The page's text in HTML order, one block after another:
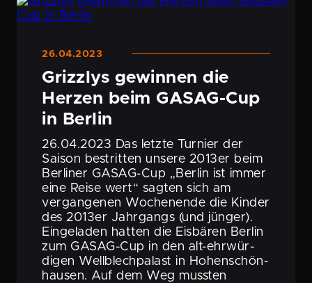
26.04.2023
Grizzlys gewinnen die
Herzen beim GASAG-Cup
in Berlin
26.04.2023 Das letzte Turnier der
Saison bestritten unsere 2013er beim
Berliner GASAG-Cup „Berlin ist immer
eine Reise wert“ sagten sich am
vergan­genen Wochen­ende die Kinder
des 2013er Jahrgangs (und jünger).
Einge­laden hatten die Eisbären Berlin
zum GASAG-Cup in den alt-ehrwür­­
digen Wellblech­pa­last in Hohen­schön­
hausen. Auf dem Weg mussten